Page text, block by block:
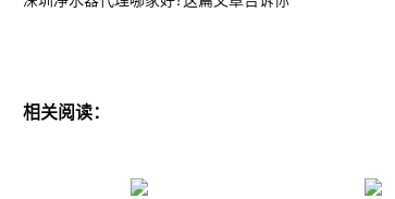
相关阅读：